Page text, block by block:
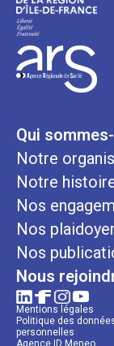
Qui
Notre
Notre
Nos
Nos
Nos
Nous
Mentions légales
Politique des
personnelles
Agence ID Meneo